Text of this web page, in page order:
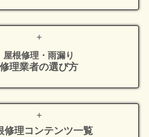
屋根修理・雨漏り
修理業者の選び方
修理コンテンツ一覧